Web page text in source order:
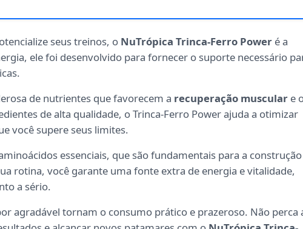
seus treinos, o NuTrópica Trinca-Ferro Power é a
ele foi desenvolvido para fornecer o suporte necessário
de nutrientes que favorecem a recuperação muscular e
de alta qualidade, o Trinca-Ferro Power ajuda a otimizar
você supere seus limites.
essenciais, que são fundamentais para a construção
rotina, você garante uma fonte extra de energia e vitalidade,
a sério.
agradável tornam o consumo prático e prazeroso. Não perca